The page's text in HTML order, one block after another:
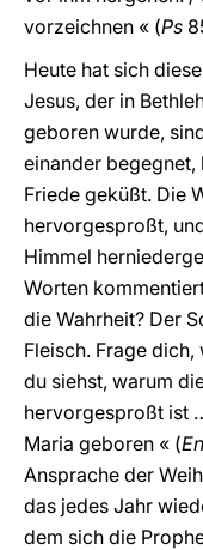
vorzeichnen « (Ps
Heute hat sich
Jesus, der in
geboren wurde,
einander begegnet,
Friede geküßt. Die
hervorgesproßt,
Himmel
Worten
die Wahrheit? Der
Fleisch. Frage
du siehst, warum
hervorgesproßt ist
Maria geboren « (
Ansprache der
das jedes Jahr
dem sich die